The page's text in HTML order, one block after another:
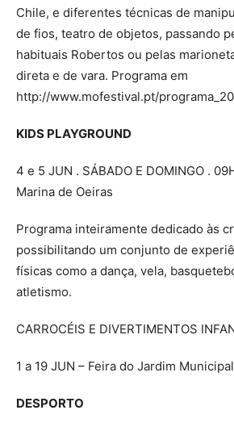
Chile, e diferentes técnicas de
de fios, teatro de objetos, passando
habituais Robertos ou pelas
direta e de vara. Programa em
http://www.mofestival.pt/
KIDS PLAYGROUND
4 e 5 JUN . SÁBADO E DOMINGO .
Marina de Oeiras
Programa inteiramente dedicado às
possibilitando um conjunto de
físicas como a dança, vela,
atletismo.
CARROCÉIS E DIVERTIMENTOS
1 a 19 JUN – Feira do Jardim
DESPORTO